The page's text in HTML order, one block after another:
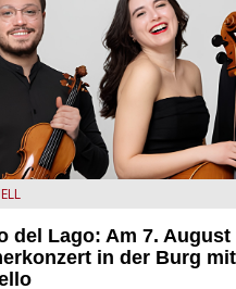
del Lago: Am 7. August
in der Burg